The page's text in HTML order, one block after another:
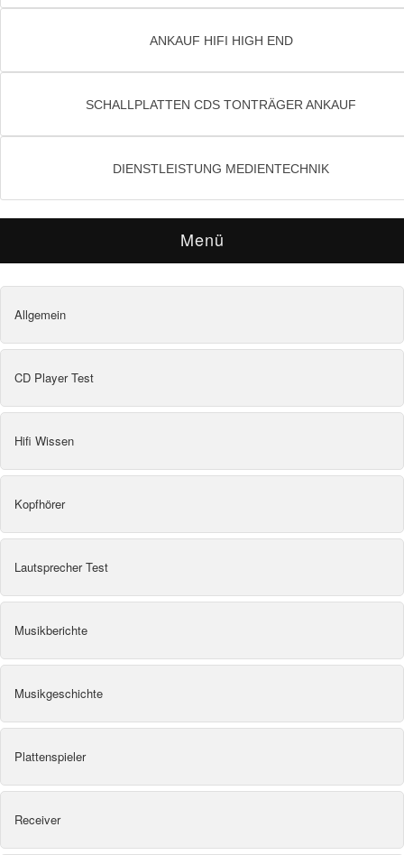
ANKAUF HIFI HIGH END
SCHALLPLATTEN CDS TONTRÄGER ANKAUF
DIENSTLEISTUNG MEDIENTECHNIK
Menü
Allgemein
CD Player Test
Hifi Wissen
Kopfhörer
Lautsprecher Test
Musikberichte
Musikgeschichte
Plattenspieler
Receiver